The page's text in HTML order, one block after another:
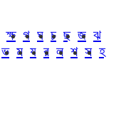
ক্ষ গ ঘ চ ছ জ ঝ
ভ ম য র ল শ স হ